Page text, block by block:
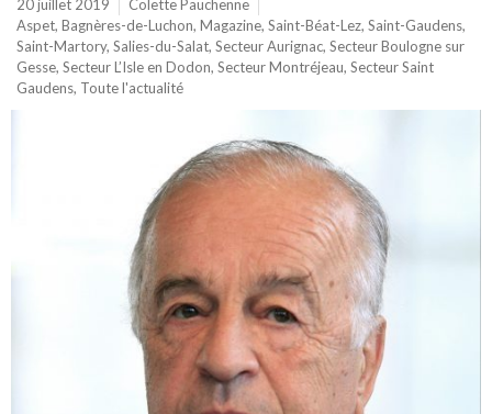
20 juillet 2019
Colette Pauchenne
Aspet, Bagnères-de-Luchon, Magazine, Saint-Béat-Lez, Saint-Gaudens,
Saint-Martory, Salies-du-Salat, Secteur Aurignac, Secteur Boulogne sur
Gesse, Secteur L’Isle en Dodon, Secteur Montréjeau, Secteur Saint
Gaudens, Toute l'actualité